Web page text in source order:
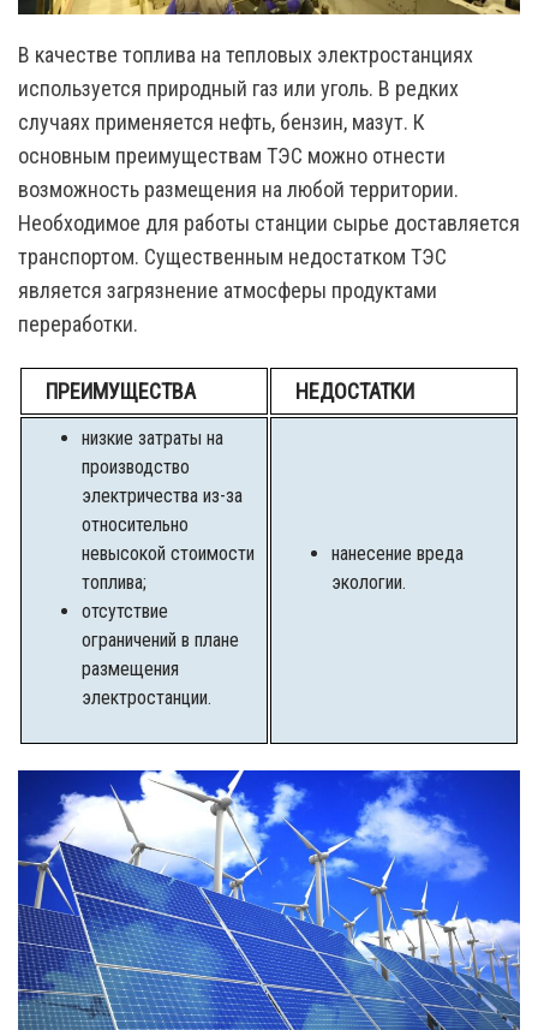
В качестве топлива на тепловых электростанциях
используется природный газ или уголь. В редких
случаях применяется нефть, бензин, мазут. К
основным преимуществам ТЭС можно отнести
возможность размещения на любой территории.
Необходимое для работы станции сырье доставляется
транспортом. Существенным недостатком ТЭС
является загрязнение атмосферы продуктами
переработки.
ПРЕИМУЩЕСТВА НЕДОСТАТКИ
низкие затраты на
производство
электричества из-за
относительно
невысокой стоимости
топлива;
отсутствие
ограничений в плане
размещения
электростанции.
нанесение вреда
экологии.